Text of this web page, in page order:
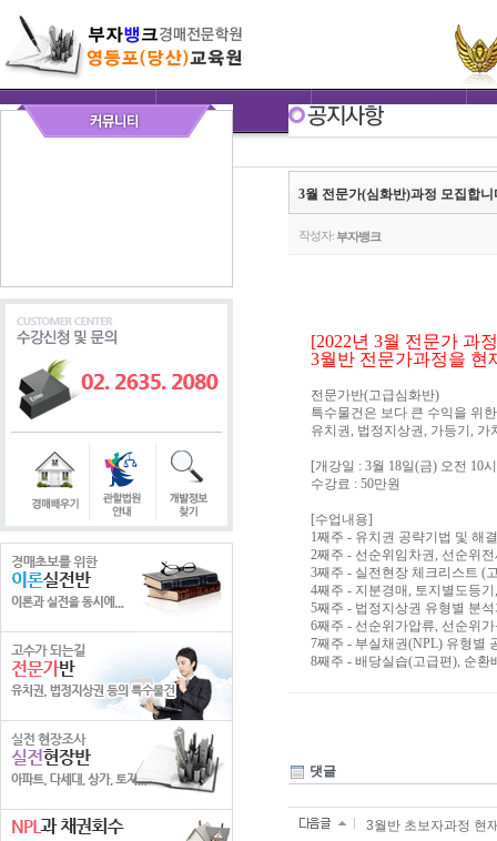
3월 전문가(심화반)과정 모집합니
작성자: 부자뱅크
[2022년 3월 전문가 과
3월반 전문가과정을 현
전문가반(고급심화반)
특수물건은 보다 큰 수익을 위
유치권, 법정지상권, 가등기,
[개강일 : 3월 18일(금) 오전 10
수강료 : 50만원
[수업내용]
1째주 - 유치권 공략기법 및 해
2째주 - 선순위임차권, 선순위
3째주 - 실전현장 체크리스트 (
4째주 - 지분경매, 토지별도등
5째주 - 법정지상권 유형별 분
6째주 - 선순위가압류, 선순위
7째주 - 부실채권(NPL) 유형별
8째주 - 배당실습(고급편), 순환
댓글
3월반 초보자과정 현